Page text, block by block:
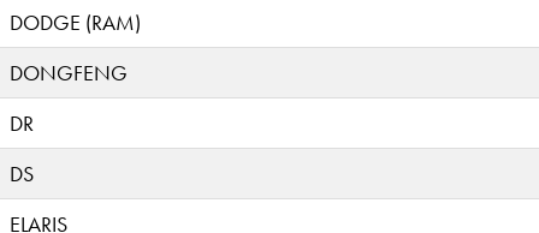
DODGE (RAM)
DONGFENG
DR
DS
ELARIS